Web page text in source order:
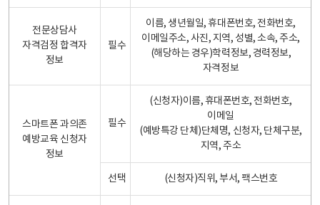
전문상담사
자격검정 합격자
정보
필수
이름, 생년월일, 휴대폰번호, 전화번호,
이메일주소, 사진, 지역, 성별, 소속, 주소,
(해당하는 경우)학력정보, 경력정보,
자격정보
스마트폰 과의존
예방교육 신청자
정보
필수
(신청자)이름, 휴대폰번호, 전화번호,
이메일
(예방특강 단체)단체명, 신청자, 단체구분,
지역, 주소
선택 (신청자)직위, 부서, 팩스번호